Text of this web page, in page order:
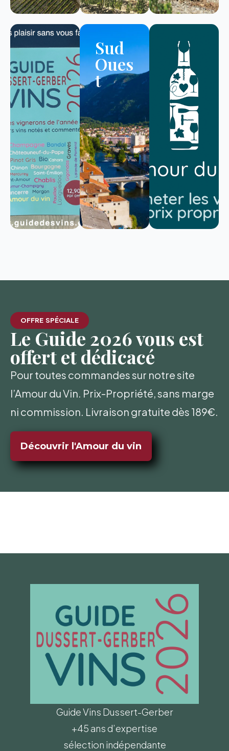
Sud
Oues
t
OFFRE SPÉCIALE
Le Guide 2026 vous est
offert et dédicacé
Pour toutes commandes sur notre site
l’Amour du Vin. Prix-Propriété, sans marge
ni commission. Livraison gratuite dès 189€.
Découvrir l'Amour du vin
Guide Vins Dussert-Gerber
+45 ans d’expertise
sélection indépendante